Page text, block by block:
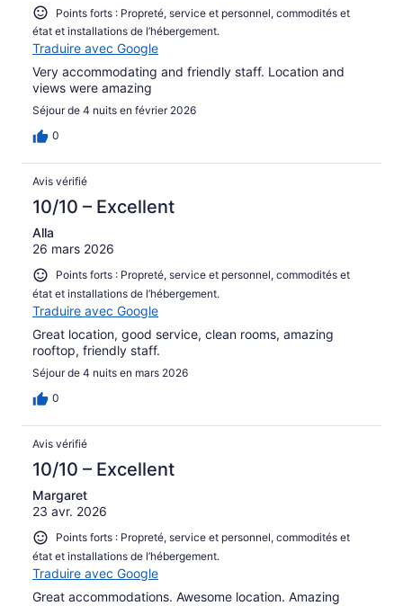
Points forts : Propreté, service et personnel, commodités et
état et installations de l’hébergement.
Traduire avec Google
Very accommodating and friendly staff. Location and
views were amazing
Séjour de 4 nuits en février 2026
0
Avis vérifié
10/10 – Excellent
Alla
26 mars 2026
Points forts : Propreté, service et personnel, commodités et
état et installations de l’hébergement.
Traduire avec Google
Great location, good service, clean rooms, amazing
rooftop, friendly staff.
Séjour de 4 nuits en mars 2026
0
Avis vérifié
10/10 – Excellent
Margaret
23 avr. 2026
Points forts : Propreté, service et personnel, commodités et
état et installations de l’hébergement.
Traduire avec Google
Great accommodations. Awesome location. Amazing